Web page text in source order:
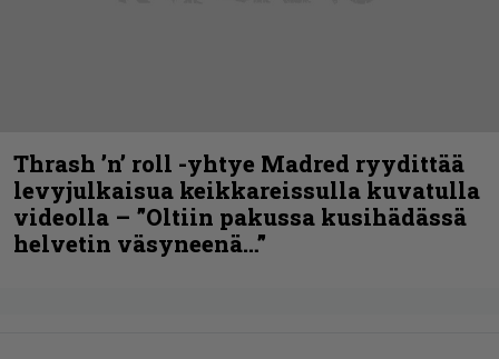
Thrash ’n’ roll -yhtye Madred ryydittää
levyjulkaisua keikkareissulla kuvatulla
videolla – ”Oltiin pakussa kusihädässä
helvetin väsyneenä…”